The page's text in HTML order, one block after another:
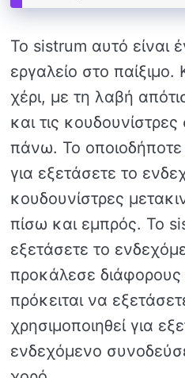
Το sistrum αυτό είναι
εργαλείο στο παίξιμο.
χέρι, με τη λαβή
και τις
πάνω. Το
για εξετάσετε το
κουδουνίστρες
πίσω και εμπρός. Το
εξετάσετε το
προκάλεσε διάφορους
πρόκειται να
χρησιμοποιηθεί για
ενδεχόμενο